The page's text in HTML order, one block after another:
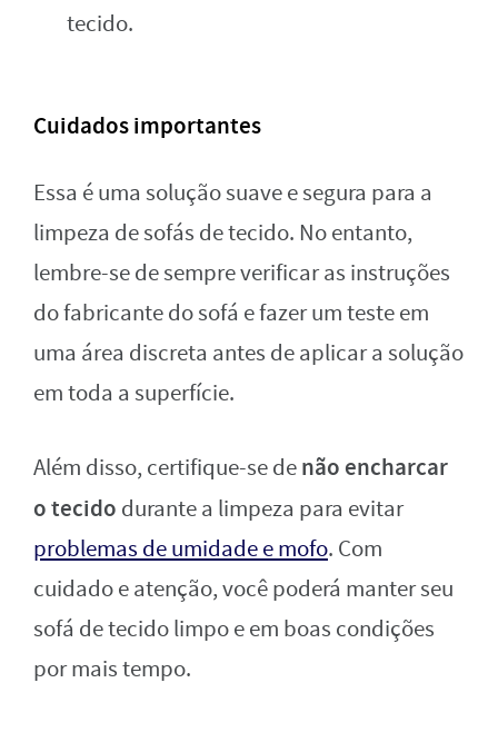
tecido.
Cuidados importantes
Essa é uma solução suave e segura para a
limpeza de sofás de tecido. No entanto,
lembre-se de sempre verificar as instruções
do fabricante do sofá e fazer um teste em
uma área discreta antes de aplicar a solução
em toda a superfície.
Além disso, certifique-se denão encharcar
o tecido durante a limpeza para evitar
problemas de umidade e mofo. Com
cuidado e atenção, você poderá manter seu
sofá de tecido limpo e em boas condições
por mais tempo.